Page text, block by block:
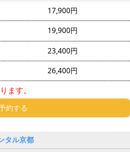
17,900円
19,900円
23,400円
26,400円
ます。
約する
タル京都